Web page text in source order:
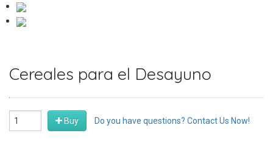
Cereales para el Desayuno
Buy Do you have questions? Contact Us Now!